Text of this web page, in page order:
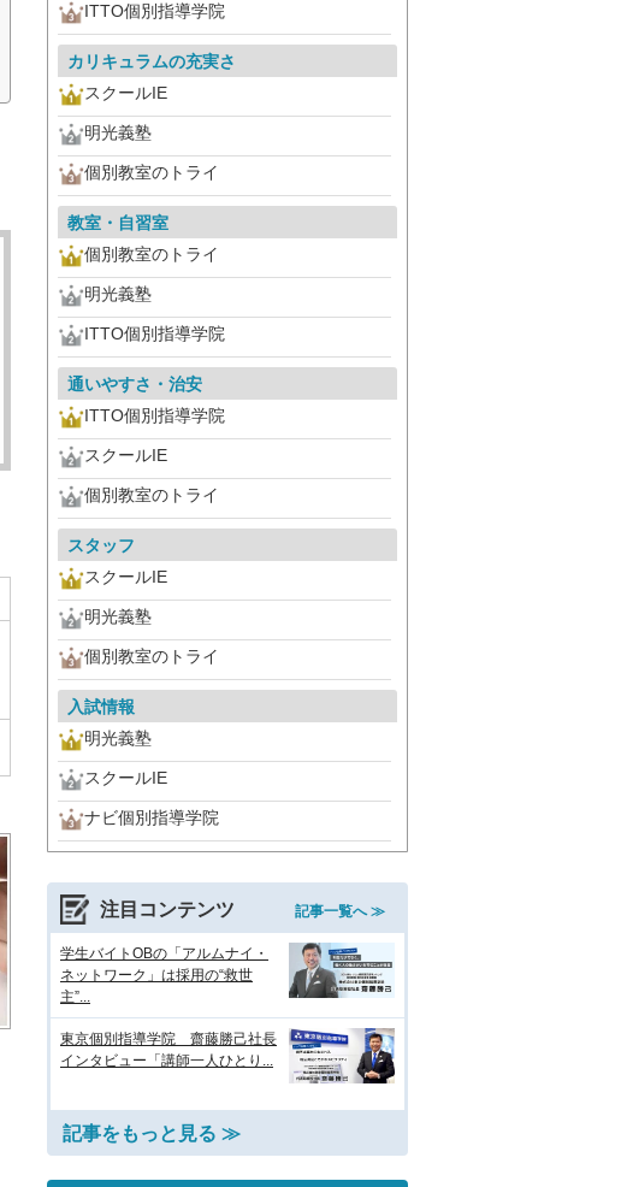
ITTO個別指導学院
カリキュラムの充実さ
スクールIE
明光義塾
個別教室のトライ
教室・自習室
個別教室のトライ
明光義塾
ITTO個別指導学院
通いやすさ・治安
ITTO個別指導学院
スクールIE
個別教室のトライ
スタッフ
スクールIE
明光義塾
個別教室のトライ
入試情報
明光義塾
スクールIE
ナビ個別指導学院
注目コンテンツ 記事一覧へ ≫
学生バイトOBの「アルムナイ・
ネットワーク」は採用の“救世
主”...
東京個別指導学院 齋藤勝己社長
インタビュー「講師一人ひとり...
記事をもっと見る ≫